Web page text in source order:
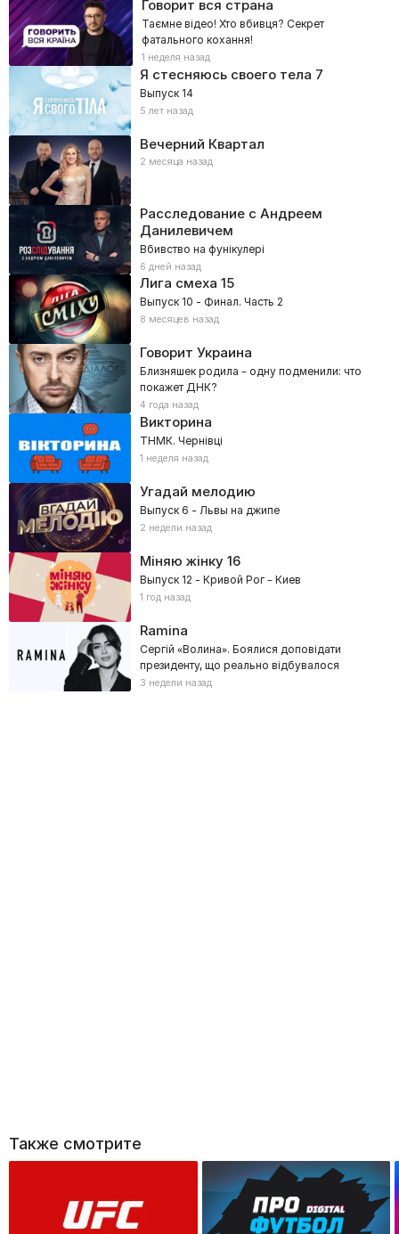
Говорит вся страна
Таємне відео! Хто вбивця? Секрет
фатального кохання!
1 неделя назад
Я стесняюсь своего тела 7
Выпуск 14
5 лет назад
Вечерний Квартал
2 месяца назад
Расследование с Андреем
Данилевичем
Вбивство на фунікулері
6 дней назад
Лига смеха 15
Выпуск 10 - Финал. Часть 2
8 месяцев назад
Говорит Украина
Близняшек родила – одну подменили: что
покажет ДНК?
4 года назад
Викторина
ТНМК. Чернівці
1 неделя назад
Угадай мелодию
Выпуск 6 - Львы на джипе
2 недели назад
Міняю жінку16
Выпуск 12 - Кривой Рог – Киев
1 год назад
Ramina
Сергій «Волина». Боялися доповідати
президенту, що реально відбувалося
3 недели назад
Также смотрите